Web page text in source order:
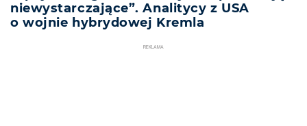
niewystarczające”. Analitycy z USA
o wojnie hybrydowej Kremla
REKLAMA